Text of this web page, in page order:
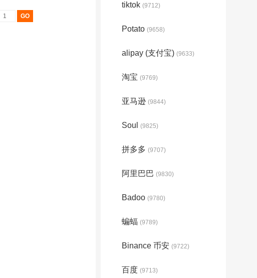
tiktok (9712)
Potato (9658)
alipay (支付宝) (9633)
淘宝 (9769)
亚马逊 (9844)
Soul (9825)
拼多多 (9707)
阿里巴巴 (9830)
Badoo (9780)
蝙蝠 (9789)
Binance 币安 (9722)
百度 (9713)